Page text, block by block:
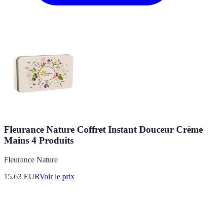
Fleurance Nature Coffret Instant Douceur Crème
Mains 4 Produits
Fleurance Nature
15.63 EURVoir le prix